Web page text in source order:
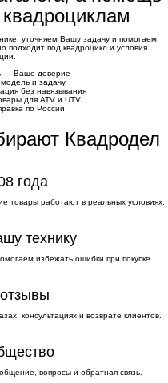
уточняем Вашу задачу и помогаем
подходит под квадроцикл и условия
— Ваше доверие
и задачу
без навязывания
для ATV и UTV
по России
Квадродел
года
товары работают в реальных условиях.
технику
избежать ошибки при покупке.
консультациях и возврате клиентов.
вопросы и обратная связь.